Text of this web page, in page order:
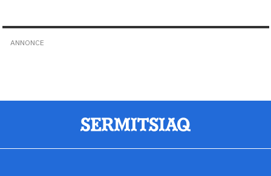
ANNONCE